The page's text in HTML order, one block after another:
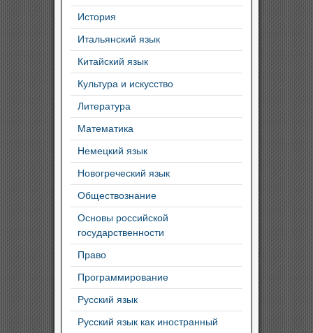
История
Итальянский язык
Китайский язык
Культура и искусство
Литература
Математика
Немецкий язык
Новогреческий язык
Обществознание
Основы российской
государственности
Право
Программирование
Русский язык
Русский язык как иностранный